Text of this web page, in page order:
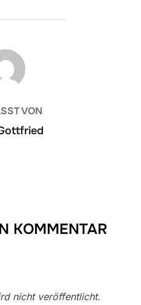
VON
KOMMENTAR
nicht veröffentlicht.